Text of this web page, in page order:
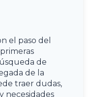
el paso del
de
de la
traer dudas,
necesidades